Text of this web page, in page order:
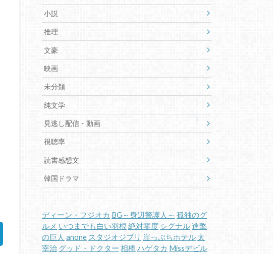
小説
推理
文豪
映画
未分類
純文学
見逃し配信・動画
視聴率
読書感想文
韓国ドラマ
ディーン・フジオカ BG～身辺警護人～ 孤独のグ
ルメ いつまでも白い羽根 絶対零度 シグナル進撃
の巨人 anone スタジオジブリ 崖っぷちホテル 太
宰治 グッド・ドクター 相棒 ハゲタカ Missデビル